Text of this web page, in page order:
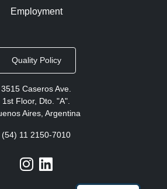
Employment
Quality Policy
3515 Caseros Ave.
1st Floor, Dto. "A".
Aires, Argentina
(54) 11 2150-7010